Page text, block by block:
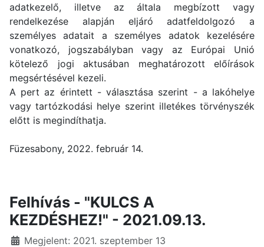
adatkezelő, illetve az általa megbízott vagy
rendelkezése alapján eljáró adatfeldolgozó a
személyes adatait a személyes adatok kezelésére
vonatkozó, jogszabályban vagy az Európai Unió
kötelező jogi aktusában meghatározott előírások
megsértésével kezeli.
A pert az érintett - választása szerint - a lakóhelye
vagy tartózkodási helye szerint illetékes törvényszék
előtt is megindíthatja.
Füzesabony, 2022. február 14.
Felhívás - "KULCS A
KEZDÉSHEZ!" - 2021.09.13.
Részletek
Megjelent: 2021. szeptember 13